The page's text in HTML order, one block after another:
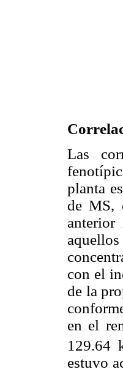
Las
planta
de MS,
con el
de la
en el
129.64
estuvo